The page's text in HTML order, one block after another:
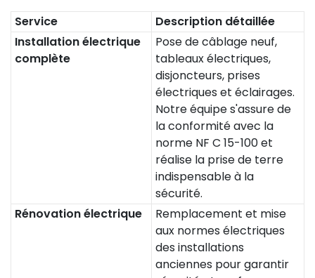
Service
Description détaillée
Installation électrique
complète
Pose de câblage neuf,
tableaux électriques,
disjoncteurs, prises
électriques et éclairages.
Notre équipe s'assure de
la conformité avec la
norme NF C 15-100 et
réalise la prise de terre
indispensable à la
sécurité.
Rénovation électrique
Remplacement et mise
aux normes électriques
des installations
anciennes pour garantir